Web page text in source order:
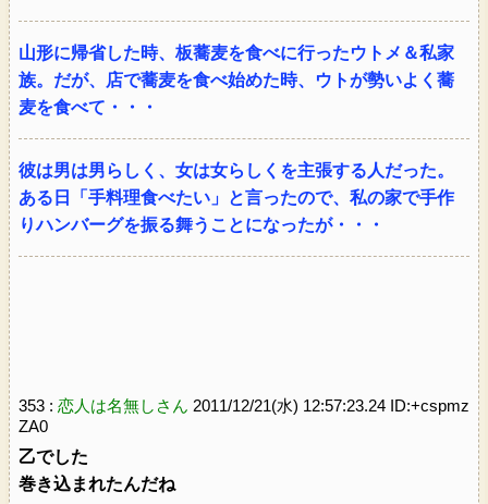
山形に帰省した時、板蕎麦を食べに行ったウトメ＆私家
族。だが、店で蕎麦を食べ始めた時、ウトが勢いよく蕎
麦を食べて・・・
彼は男は男らしく、女は女らしくを主張する人だった。
ある日「手料理食べたい」と言ったので、私の家で手作
りハンバーグを振る舞うことになったが・・・
353 : 恋人は名無しさん 2011/12/21(水) 12:57:23.24 ID:+cspmz
ZA0
乙でした
巻き込まれたんだね